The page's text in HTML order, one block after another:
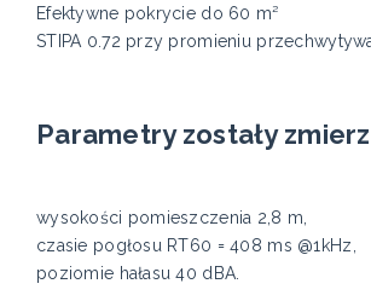
Efektywne pokrycie do 60 m²
STIPA 0.72 przy promieniu
Parametry zostały
wysokości pomieszczenia 2,8 m,
czasie pogłosu RT60 = 408 ms @1kHz,
poziomie hałasu 40 dBA.